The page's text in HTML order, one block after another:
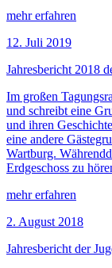
mehr erfahren
12. Juli 2019
Jahresbericht 2018
Im großen
und schreibt eine
und ihren
eine andere
Wartburg.
Erdgeschoss zu
mehr erfahren
2. August 2018
Jahresbericht der